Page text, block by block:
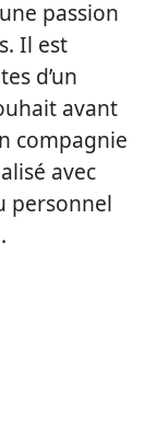
passion
Il est
d’un
avant
compagnie
avec
personnel